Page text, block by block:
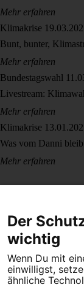
Mehr erfahren
Klimakrise
Bunt, bunter,
Mehr erfahren
Bundestagswahl
Livestream:
Mehr erfahren
Klimakrise
Was vom Danni
Mehr erfahren
Dein Engagement
Millionen Menschen
Der
wichtig
Wenn Du mit
einwilligst,
ähnliche